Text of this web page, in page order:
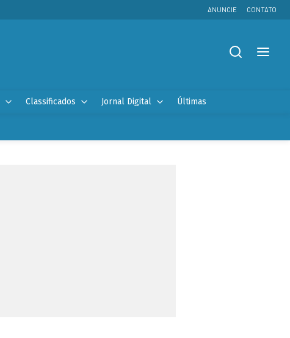
ANUNCIE CONTATO
Classificados Jornal Digital Últimas